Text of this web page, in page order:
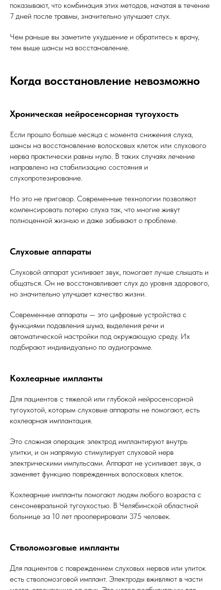
показывают, что комбинация этих методов, начатая в течение
7 дней после травмы, значительно улучшает слух.
Чем раньше вы заметите ухудшение и обратитесь к врачу,
тем выше шансы на восстановление.
Когда восстановление невозможно
Хроническая нейросенсорная тугоухость
Если прошло больше месяца с момента снижения слуха,
шансы на восстановление волосковых клеток или слухового
нерва практически равны нулю. В таких случаях лечение
направлено на стабилизацию состояния и
слухопротезирование.
Но это не приговор. Современные технологии позволяют
компенсировать потерю слуха так, что многие живут
полноценной жизнью и даже забывают о проблеме.
Слуховые аппараты
Слуховой аппарат усиливает звук, помогает лучше слышать и
общаться. Он не восстанавливает слух до уровня здорового,
но значительно улучшает качество жизни.
Современные аппараты — это цифровые устройства с
функциями подавления шума, выделения речи и
автоматической настройки под окружающую среду. Их
подбирают индивидуально по аудиограмме.
Кохлеарные импланты
Для пациентов с тяжелой или глубокой нейросенсорной
тугоухотой, которым слуховые аппараты не помогают, есть
кохлеарная имплантация.
Это сложная операция: электрод имплантируют внутрь
улитки, и он напрямую стимулирует слуховой нерв
электрическими импульсами. Аппарат не усиливает звук, а
заменяет функцию поврежденных волосковых клеток.
Кохлеарные импланты помогают людям любого возраста с
сенсоневральной тугоухостью. В Челябинской областной
больнице за 10 лет прооперировали 375 человек.
Стволомозговые импланты
Для пациентов с повреждением слуховых нервов или улиток
есть стволомозговой имплант. Электроды вживляют в части